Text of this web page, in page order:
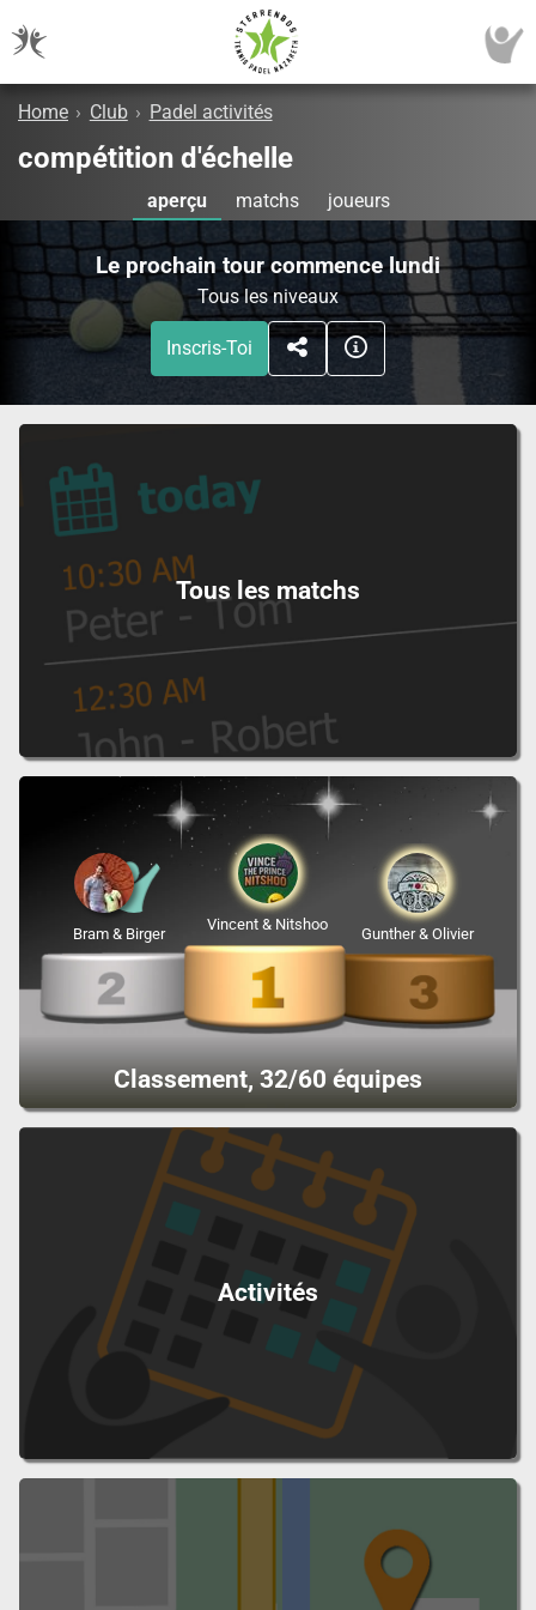
Home › Club › Padel activités
compétition d'échelle
aperçu matchs joueurs
Le prochain tour commence lundi
Tous les niveaux
Inscris-Toi
Tous les matchs
Classement, 32/60 équipes
Vincent & Nitshoo
Bram & Birger Gunther & Olivier
Activités